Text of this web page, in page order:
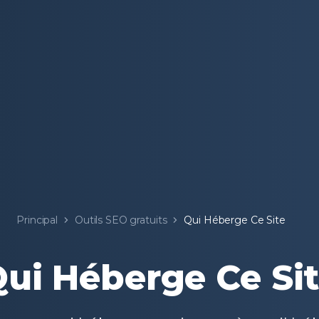
Principal Outils SEO gratuits Qui Héberge Ce Site
Héberge Ce